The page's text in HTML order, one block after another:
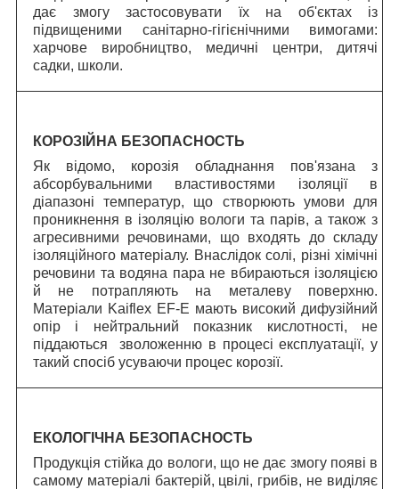
дає змогу застосовувати їх на об'єктах із
підвищеними санітарно-гігієнічними вимогами:
харчове виробництво, медичні центри, дитячі
садки, школи.
КОРОЗІЙНА БЕЗОПАСНОСТЬ
Як відомо, корозія обладнання пов'язана з
абсорбувальними властивостями ізоляції в
діапазоні температур, що створюють умови для
проникнення в ізоляцію вологи та парів, а також з
агресивними речовинами, що входять до складу
ізоляційного матеріалу. Внаслідок солі, різні хімічні
речовини та водяна пара не вбираються ізоляцією
й не потрапляють на металеву поверхню.
Матеріали Kaiflex EF-E мають високий дифузійний
опір і нейтральний показник кислотності, не
піддаються зволоженню в процесі експлуатації, у
такий спосіб усуваючи процес корозії.
ЕКОЛОГІЧНА БЕЗОПАСНОСТЬ
Продукція стійка до вологи, що не дає змогу появі в
самому матеріалі бактерій, цвілі, грибів, не виділяє